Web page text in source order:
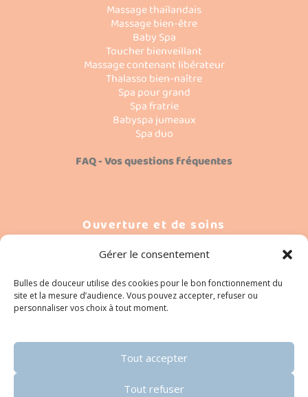
Gérer le consentement
Bulles de douceur utilise des cookies pour le bon fonctionnement du
site et la mesure d’audience. Vous pouvez accepter, refuser ou
personnaliser vos choix à tout moment.
Tout accepter
Tout refuser
Massage thaïlandais
Massage bien-être
Baby Spa
Toucher bienveillant
Massage contenant libérateur
Thalasso bien-naître
Spa pour grand
Spa fratrie
Babyspa jumeaux
Spa duo
FAQ - Vos questions fréquentes
Ouverture et de soins
Séances individuelles
Du lundi au samedi de 9h à 19h